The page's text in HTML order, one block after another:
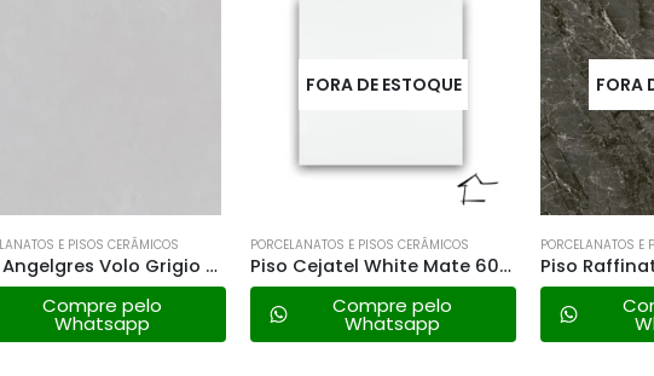
E PISOS CERÂMICOS
Piso Cejatel White Mate 60×60 Ret. a
Compre pelo
Whatsapp
FORA DE ESTOQUE
PORCELANATOS E PISOS CERÂMICOS
Piso Raffinato Pellegrini – 91×91 Ret. a
Compre pelo
Whatsapp
PORCELANATOS E